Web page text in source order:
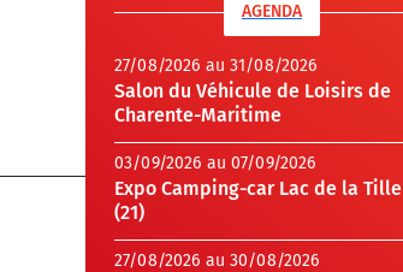
AGENDA
27/08/2026 au 31/08/2026
Salon du Véhicule de Loisirs de
Charente-Maritime
03/09/2026 au 07/09/2026
Expo Camping-car Lac de la Tille
(21)
27/08/2026 au 30/08/2026